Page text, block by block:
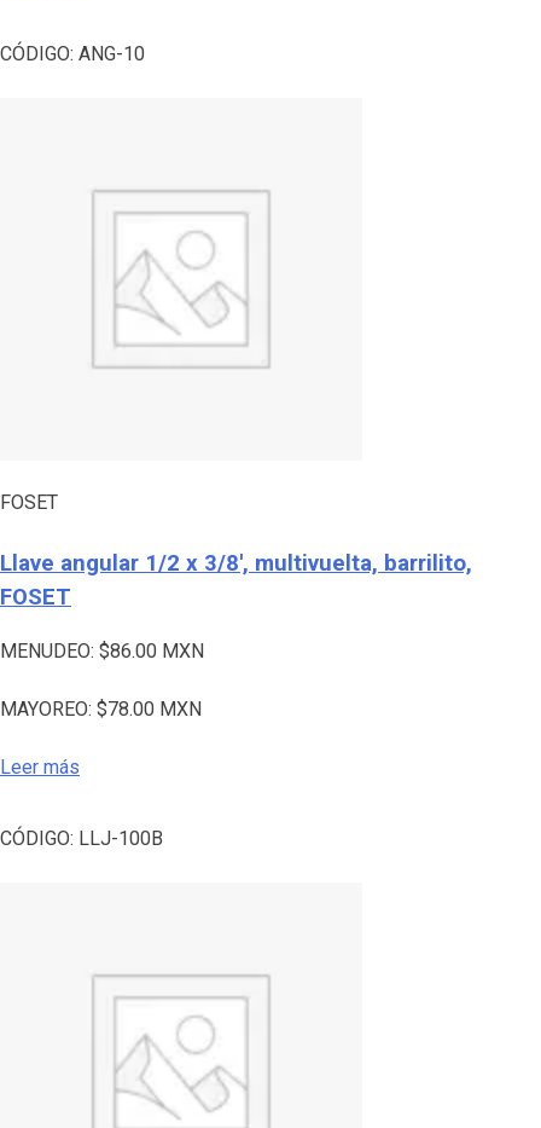
CÓDIGO: ANG-10
FOSET
Llave angular 1/2 x 3/8′, multivuelta, barrilito,
FOSET
MENUDEO: $86.00 MXN
MAYOREO: $78.00 MXN
Leer más
CÓDIGO: LLJ-100B